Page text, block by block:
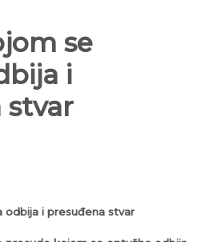
se
i
stvar
odbija i presuđena stvar